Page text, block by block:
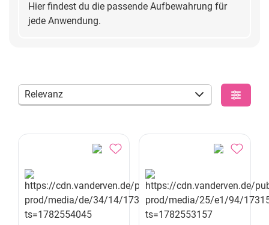
Hier findest du die passende Aufbewahrung für
jede Anwendung.
Relevanz